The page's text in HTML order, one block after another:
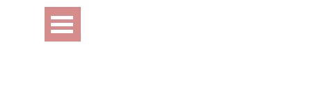
Перейти к контенту
Пропустить меню